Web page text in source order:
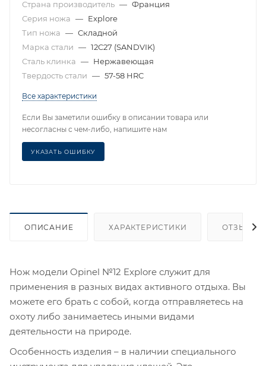
Страна производитель — Франция
Серия ножа — Explore
Тип ножа — Складной
Марка стали — 12C27 (SANDVIK)
Сталь клинка — Нержавеющая
Твердость стали — 57-58 HRC
Все характеристики
Если Вы заметили ошибку в описании товара или
несогласны с чем-либо, напишите нам
УКАЗАТЬ ОШИБКУ
ОПИСАНИЕ ХАРАКТЕРИСТИКИ ОТЗЫВЫ
Нож модели Opinel №12 Explore служит для
применения в разных видах активного отдыха. Вы
можете его брать с собой, когда отправляетесь на
охоту либо занимаетесь иными видами
деятельности на природе.
Особенность изделия – в наличии специального